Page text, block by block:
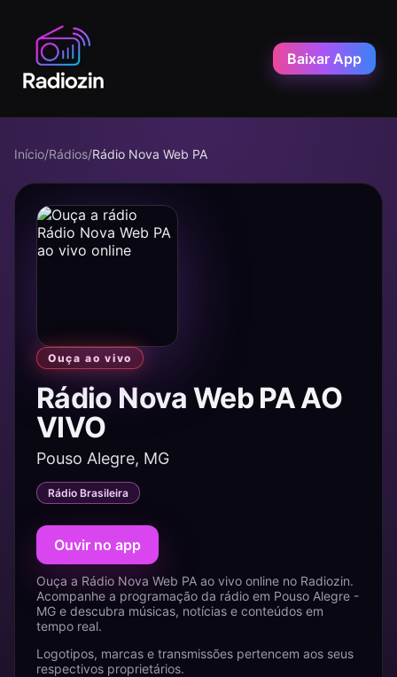
Baixar App
Início/Rádios/Rádio Nova Web PA
Ouça ao vivo
Rádio Nova Web PA AO
VIVO
Pouso Alegre, MG
Rádio Brasileira
Ouvir no app
Ouça a Rádio Nova Web PA ao vivo online no Radiozin.
Acompanhe a programação da rádio em Pouso Alegre -
MG e descubra músicas, notícias e conteúdos em
tempo real.
Logotipos, marcas e transmissões pertencem aos seus
respectivos proprietários.